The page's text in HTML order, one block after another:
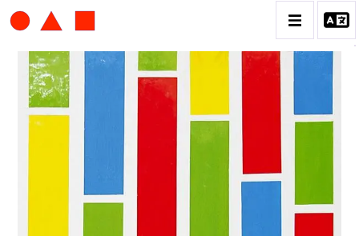
ALBERT CHUBAC
BIOGRAPHIE
CATALOGUE DES OEUVRES